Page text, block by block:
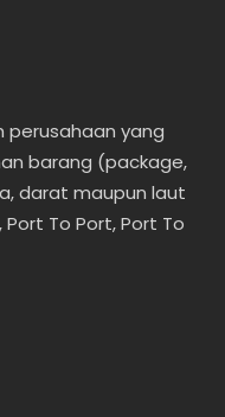
perusahaan yang
barang (package,
darat maupun laut
To Port, Port To